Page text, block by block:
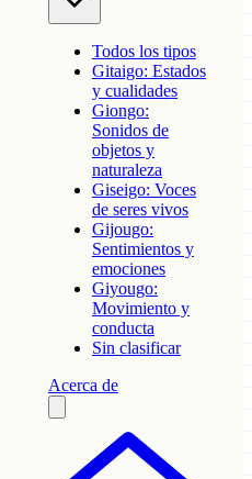
Todos los tipos
Gitaigo: Estados
y cualidades
Giongo:
Sonidos de
objetos y
naturaleza
Giseigo: Voces
de seres vivos
Gijougo:
Sentimientos y
emociones
Giyougo:
Movimiento y
conducta
Sin clasificar
Acerca de